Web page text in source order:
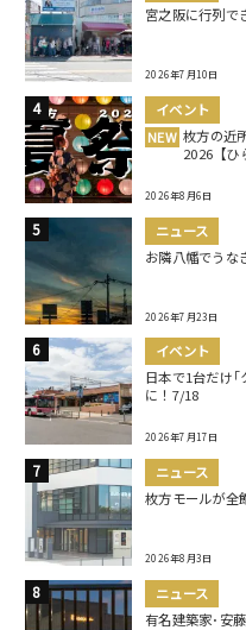
宮之阪に行列で
2026年7月10日
イベント
NEW 枚方の近
2026【ひ
2026年8月6日
ニュース
お隣八幡でうな
2026年7月23日
イベント
日本で1台だけ｢
に！7/18
2026年7月17日
ニュース
枚方モールが全
2026年8月3日
ニュース
有名建築家･安